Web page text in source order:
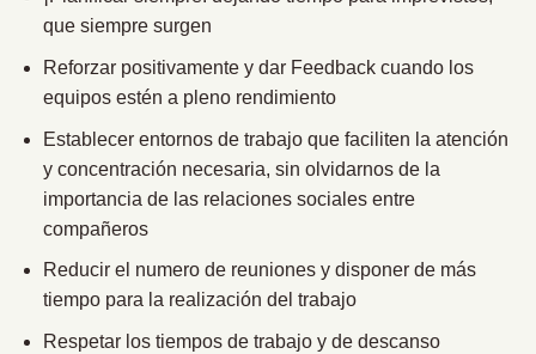
que siempre surgen
Reforzar positivamente y dar Feedback cuando los
equipos estén a pleno rendimiento
Establecer entornos de trabajo que faciliten la atención
y concentración necesaria, sin olvidarnos de la
importancia de las relaciones sociales entre
compañeros
Reducir el numero de reuniones y disponer de más
tiempo para la realización del trabajo
Respetar los tiempos de trabajo y de descanso